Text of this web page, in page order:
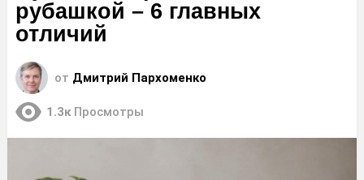
рубашкой – 6 главных
отличий
от Дмитрий Пархоменко
1.3к Просмотры